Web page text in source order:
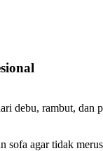
debu, rambut, dan
sofa agar tidak